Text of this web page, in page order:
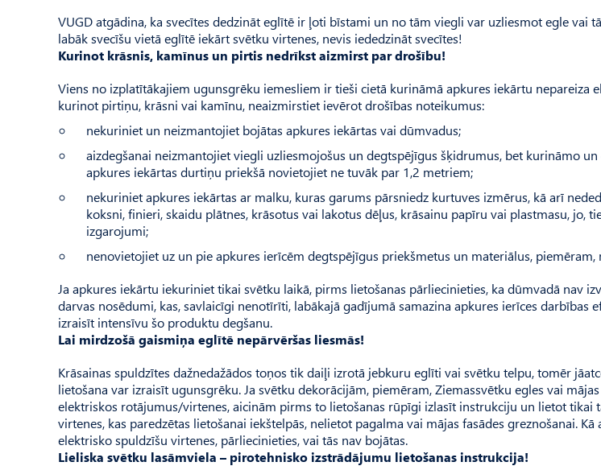
VUGD atgādina, ka svecītes dedzināt eglītē ir ļoti bīstami un no tām viegli var uzliesmot egle vai
labāk svecīšu vietā eglītē iekārt svētku virtenes, nevis iededzināt svecītes!
Kurinot krāsnis, kamīnus un pirtis nedrīkst aizmirst par drošību!
Viens no izplatītākajiem ugunsgrēku iemesliem ir tieši cietā kurināmā apkures iekārtu nepareiza
kurinot pirtiņu, krāsni vai kamīnu, neaizmirstiet ievērot drošības noteikumus:
nekuriniet un neizmantojiet bojātas apkures iekārtas vai dūmvadus;
aizdegšanai neizmantojiet viegli uzliesmojošus un degtspējīgus šķidrumus, bet kurināmo
apkures iekārtas durtiņu priekšā novietojiet ne tuvāk par 1,2 metriem;
nekuriniet apkures iekārtas ar malku, kuras garums pārsniedz kurtuves izmērus, kā arī
koksni, finieri, skaidu plātnes, krāsotus vai lakotus dēļus, krāsainu papīru vai plastmasu, jo,
izgarojumi;
nenovietojiet uz un pie apkures ierīcēm degtspējīgus priekšmetus un materiālus, piemēram,
Ja apkures iekārtu iekuriniet tikai svētku laikā, pirms lietošanas pārliecinieties, ka dūmvadā nav
darvas nosēdumi, kas, savlaicīgi nenotīrīti, labākajā gadījumā samazina apkures ierīces darbības
izraisīt intensīvu šo produktu degšanu.
Lai mirdzošā gaismiņa eglītē nepārvēršas liesmās!
Krāsainas spuldzītes dažnedažādos toņos tik daiļi izrotā jebkuru eglīti vai svētku telpu, tomēr
lietošana var izraisīt ugunsgrēku. Ja svētku dekorācijām, piemēram, Ziemassvētku egles vai
elektriskos rotājumus/virtenes, aicinām pirms to lietošanas rūpīgi izlasīt instrukciju un lietot tikai
virtenes, kas paredzētas lietošanai iekštelpās, nelietot pagalma vai mājas fasādes greznošanai.
elektrisko spuldzīšu virtenes, pārliecinieties, vai tās nav bojātas.
Lieliska svētku lasāmviela – pirotehnisko izstrādājumu lietošanas instrukcija!